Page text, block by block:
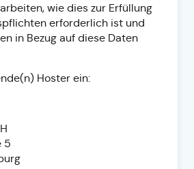
wie dies zur Erfüllung
erforderlich ist und
in Bezug auf diese Daten
Hoster ein:
5